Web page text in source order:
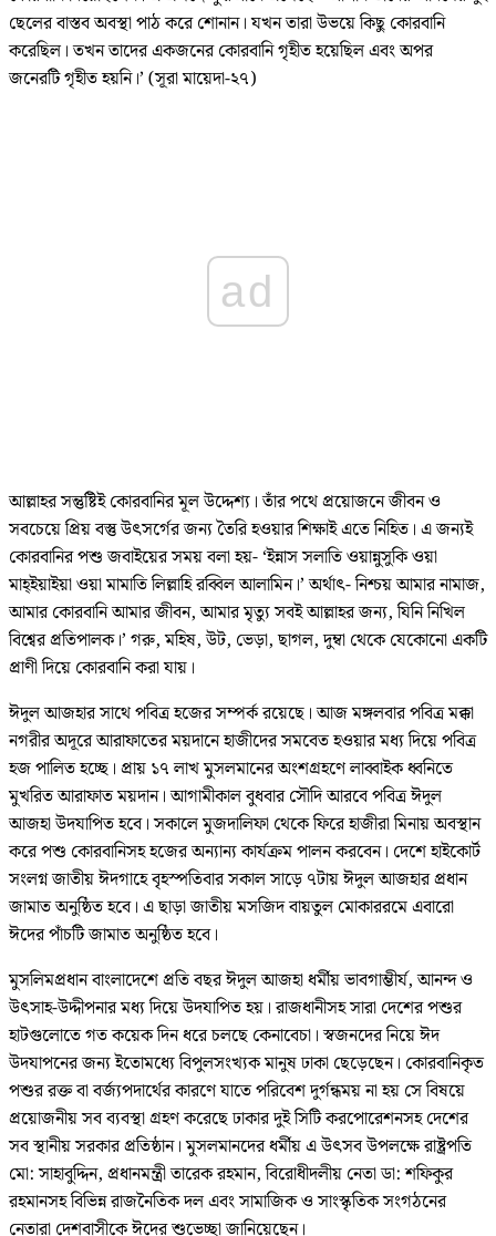
ছেলের বাস্তব অবস্থা পাঠ করে শোনান। যখন তারা উভয়ে কিছু কোরবানি
করেছিল। তখন তাদের একজনের কোরবানি গৃহীত হয়েছিল এবং অপর
জনেরটি গৃহীত হয়নি।’ (সূরা মায়েদা-২৭)
ad
আল্লাহর সন্তুষ্টিই কোরবানির মূল উদ্দেশ্য। তাঁর পথে প্রয়োজনে জীবন ও
সবচেয়ে প্রিয় বস্তু উৎসর্গের জন্য তৈরি হওয়ার শিক্ষাই এতে নিহিত। এ জন্যই
কোরবানির পশু জবাইয়ের সময় বলা হয়- ‘ইন্নাস সলাতি ওয়ান্নুসুকি ওয়া
মাহ্ইয়াইয়া ওয়া মামাতি লিল্লাহি রব্বিল আলামিন।’ অর্থাৎ- নিশ্চয় আমার নামাজ,
আমার কোরবানি আমার জীবন, আমার মৃত্যু সবই আল্লাহর জন্য, যিনি নিখিল
বিশ্বের প্রতিপালক।’ গরু, মহিষ, উট, ভেড়া, ছাগল, দুম্বা থেকে যেকোনো একটি
প্রাণী দিয়ে কোরবানি করা যায়।
ঈদুল আজহার সাথে পবিত্র হজের সম্পর্ক রয়েছে। আজ মঙ্গলবার পবিত্র মক্কা
নগরীর অদূরে আরাফাতের ময়দানে হাজীদের সমবেত হওয়ার মধ্য দিয়ে পবিত্র
হজ পালিত হচ্ছে। প্রায় ১৭ লাখ মুসলমানের অংশগ্রহণে লাব্বাইক ধ্বনিতে
মুখরিত আরাফাত ময়দান। আগামীকাল বুধবার সৌদি আরবে পবিত্র ঈদুল
আজহা উদযাপিত হবে। সকালে মুজদালিফা থেকে ফিরে হাজীরা মিনায় অবস্থান
করে পশু কোরবানিসহ হজের অন্যান্য কার্যক্রম পালন করবেন। দেশে হাইকোর্ট
সংলগ্ন জাতীয় ঈদগাহে বৃহস্পতিবার সকাল সাড়ে ৭টায় ঈদুল আজহার প্রধান
জামাত অনুষ্ঠিত হবে। এ ছাড়া জাতীয় মসজিদ বায়তুল মোকাররমে এবারো
ঈদের পাঁচটি জামাত অনুষ্ঠিত হবে।
মুসলিমপ্রধান বাংলাদেশে প্রতি বছর ঈদুল আজহা ধর্মীয় ভাবগাম্ভীর্য, আনন্দ ও
উৎসাহ-উদ্দীপনার মধ্য দিয়ে উদযাপিত হয়। রাজধানীসহ সারা দেশের পশুর
হাটগুলোতে গত কয়েক দিন ধরে চলছে কেনাবেচা। স্বজনদের নিয়ে ঈদ
উদযাপনের জন্য ইতোমধ্যে বিপুলসংখ্যক মানুষ ঢাকা ছেড়েছেন। কোরবানিকৃত
পশুর রক্ত বা বর্জ্যপদার্থের কারণে যাতে পরিবেশ দুর্গন্ধময় না হয় সে বিষয়ে
প্রয়োজনীয় সব ব্যবস্থা গ্রহণ করেছে ঢাকার দুই সিটি করপোরেশনসহ দেশের
সব স্থানীয় সরকার প্রতিষ্ঠান। মুসলমানদের ধর্মীয় এ উৎসব উপলক্ষে রাষ্ট্রপতি
মো: সাহাবুদ্দিন, প্রধানমন্ত্রী তারেক রহমান, বিরোধীদলীয় নেতা ডা: শফিকুর
রহমানসহ বিভিন্ন রাজনৈতিক দল এবং সামাজিক ও সাংস্কৃতিক সংগঠনের
নেতারা দেশবাসীকে ঈদের শুভেচ্ছা জানিয়েছেন।